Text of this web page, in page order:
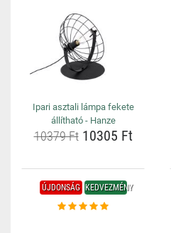
Ipari asztali lámpa fekete
állítható - Hanze
10379 Ft10305 Ft
ÚJDONSÁG KEDVEZMÉNY